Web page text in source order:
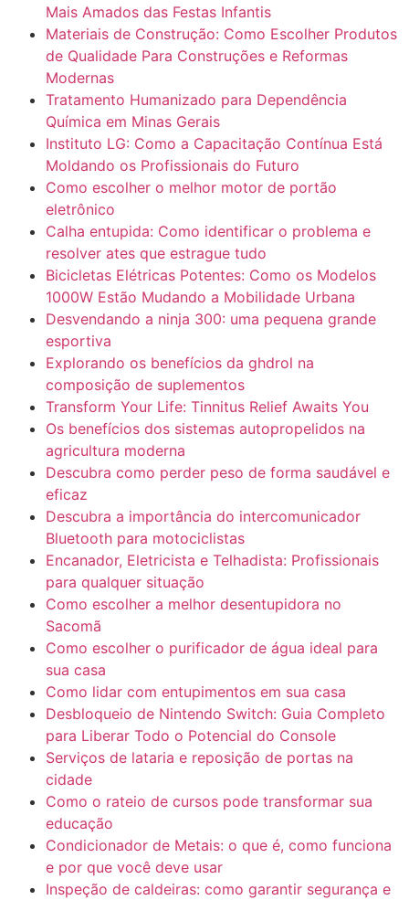
Mais Amados das Festas Infantis
Materiais de Construção: Como Escolher Produtos
de Qualidade Para Construções e Reformas
Modernas
Tratamento Humanizado para Dependência
Química em Minas Gerais
Instituto LG: Como a Capacitação Contínua Está
Moldando os Profissionais do Futuro
Como escolher o melhor motor de portão
eletrônico
Calha entupida: Como identificar o problema e
resolver ates que estrague tudo
Bicicletas Elétricas Potentes: Como os Modelos
1000W Estão Mudando a Mobilidade Urbana
Desvendando a ninja 300: uma pequena grande
esportiva
Explorando os benefícios da ghdrol na
composição de suplementos
Transform Your Life: Tinnitus Relief Awaits You
Os benefícios dos sistemas autopropelidos na
agricultura moderna
Descubra como perder peso de forma saudável e
eficaz
Descubra a importância do intercomunicador
Bluetooth para motociclistas
Encanador, Eletricista e Telhadista: Profissionais
para qualquer situação
Como escolher a melhor desentupidora no
Sacomã
Como escolher o purificador de água ideal para
sua casa
Como lidar com entupimentos em sua casa
Desbloqueio de Nintendo Switch: Guia Completo
para Liberar Todo o Potencial do Console
Serviços de lataria e reposição de portas na
cidade
Como o rateio de cursos pode transformar sua
educação
Condicionador de Metais: o que é, como funciona
e por que você deve usar
Inspeção de caldeiras: como garantir segurança e